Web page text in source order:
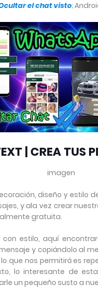
el chat visto;
| CREA TUS
imagen
diseño y estilo
y ala vez crear
gratuita.
estilo, aquí
y copiándolo al
que nos permitirá es
lo interesante de
un pequeño susto a